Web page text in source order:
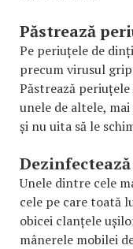
Păstrează
Pe periuțele de
precum virusul
Păstrează
unele de altele, mai
și nu uita să le
Unele dintre cele
cele pe care toată
obicei clanțele
mânerele mobilei